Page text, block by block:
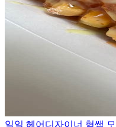
일일 헤어디자이너 혁쌤